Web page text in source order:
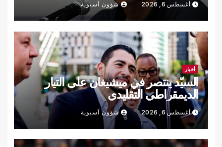
أغسطس 6, 2026 شؤون آسيوية
أخبار
السيّد ينتصر في ميشيغان على التيار
الديمقراطي التقليدي
أغسطس 6, 2026 شؤون آسيوية